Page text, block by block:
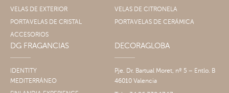
VELAS DE EXTERIOR
VELAS DE CITRONELA
PORTAVELAS DE CRISTAL
PORTAVELAS DE CERÁMICA
ACCESORIOS
DG FRAGANCIAS
IDENTITY
MEDITERRÁNEO
DECORAGLOBA
Pje. Dr. Bartual Moret, nº 5 – Entlo. B
46010 Valencia